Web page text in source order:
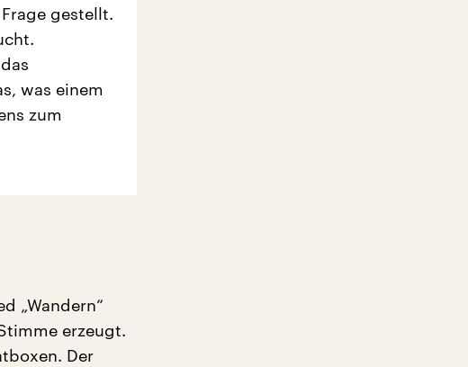
gestellt.
was einem
zum
„Wandern“
erzeugt.
Der